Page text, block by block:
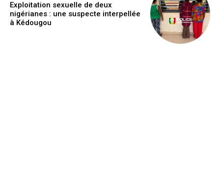
Exploitation sexuelle de deux
nigérianes : une suspecte interpellée
à Kédougou